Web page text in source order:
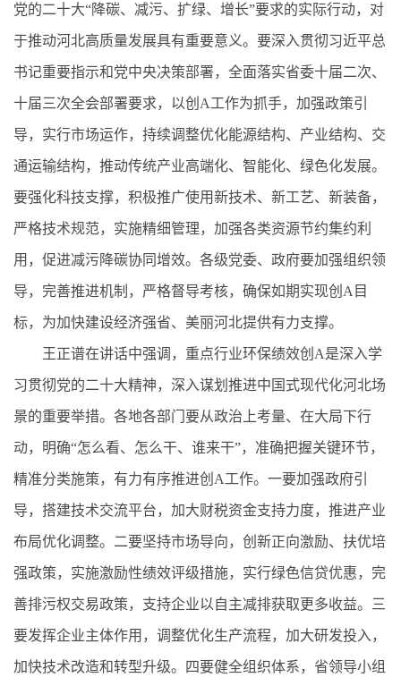
党的二十大“降碳、减污、扩绿、增长”要求的实际行动，对
于推动河北高质量发展具有重要意义。要深入贯彻习近平总
书记重要指示和党中央决策部署，全面落实省委十届二次、
十届三次全会部署要求，以创A工作为抓手，加强政策引
导，实行市场运作，持续调整优化能源结构、产业结构、交
通运输结构，推动传统产业高端化、智能化、绿色化发展。
要强化科技支撑，积极推广使用新技术、新工艺、新装备，
严格技术规范，实施精细管理，加强各类资源节约集约利
用，促进减污降碳协同增效。各级党委、政府要加强组织领
导，完善推进机制，严格督导考核，确保如期实现创A目
标，为加快建设经济强省、美丽河北提供有力支撑。
王正谱在讲话中强调，重点行业环保绩效创A是深入学
习贯彻党的二十大精神，深入谋划推进中国式现代化河北场
景的重要举措。各地各部门要从政治上考量、在大局下行
动，明确“怎么看、怎么干、谁来干”，准确把握关键环节，
精准分类施策，有力有序推进创A工作。一要加强政府引
导，搭建技术交流平台，加大财税资金支持力度，推进产业
布局优化调整。二要坚持市场导向，创新正向激励、扶优培
强政策，实施激励性绩效评级措施，实行绿色信贷优惠，完
善排污权交易政策，支持企业以自主减排获取更多收益。三
要发挥企业主体作用，调整优化生产流程，加大研发投入，
加快技术改造和转型升级。四要健全组织体系，省领导小组